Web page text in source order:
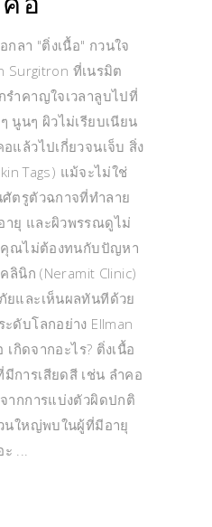
กลา "ติ่งเนื้อ" กวนใจ
Surgitron ที่เนรมิต
รำคาญใจเวลาลูบไปที่
นูนๆ ผิวไม่เรียบเนียน
แล้วไปเกี่ยวจนเจ็บ สิ่ง
Tags) แม้จะไม่ใช่
ตรูตัวฉกาจที่ทำลาย
ายุ และผิวพรรณดูไม่
คุณไม่ต้องทนกับปัญหา
นิก (Neramit Clinic)
ยและเห็นผลทันทีด้วย
ดับโลกอย่าง Ellman
กิดจากอะไร? ติ่งเนื้อ
การเสียดสี เช่น ลำคอ
ากการแบ่งตัวผิดปกติ
นใหญ่พบในผู้ที่มีอายุ
ะ